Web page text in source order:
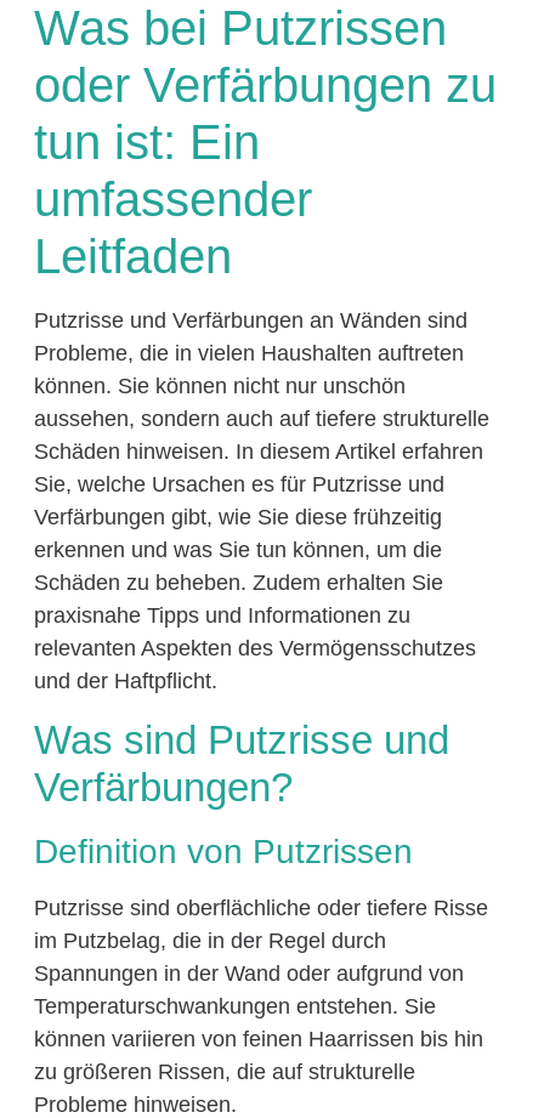
Was bei Putzrissen
oder Verfärbungen zu
tun ist: Ein
umfassender
Leitfaden
Putzrisse und Verfärbungen an Wänden sind
Probleme, die in vielen Haushalten auftreten
können. Sie können nicht nur unschön
aussehen, sondern auch auf tiefere strukturelle
Schäden hinweisen. In diesem Artikel erfahren
Sie, welche Ursachen es für Putzrisse und
Verfärbungen gibt, wie Sie diese frühzeitig
erkennen und was Sie tun können, um die
Schäden zu beheben. Zudem erhalten Sie
praxisnahe Tipps und Informationen zu
relevanten Aspekten des Vermögensschutzes
und der Haftpflicht.
Was sind Putzrisse und
Verfärbungen?
Definition von Putzrissen
Putzrisse sind oberflächliche oder tiefere Risse
im Putzbelag, die in der Regel durch
Spannungen in der Wand oder aufgrund von
Temperaturschwankungen entstehen. Sie
können variieren von feinen Haarrissen bis hin
zu größeren Rissen, die auf strukturelle
Probleme hinweisen.